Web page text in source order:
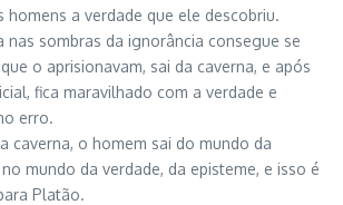
homens a verdade que ele descobriu.
nas sombras da ignorância consegue se
o aprisionavam, sai da caverna, e após
fica maravilhado com a verdade e
erro.
caverna, o homem sai do mundo da
mundo da verdade, da episteme, e isso é
Platão.